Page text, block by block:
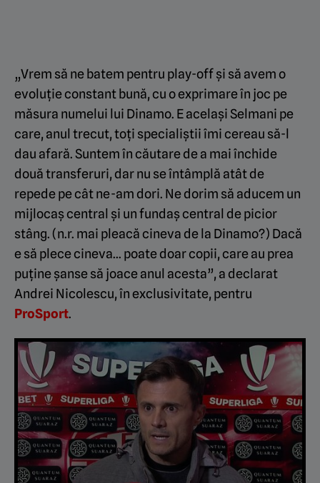
„Vrem să ne batem pentru play-off și să avem o
evoluție constant bună, cu o exprimare în joc pe
măsura numelui lui Dinamo. E același Selmani pe
care, anul trecut, toți specialiștii îmi cereau să-l
dau afară. Suntem în căutare de a mai închide
două transferuri, dar nu se întâmplă atât de
repede pe cât ne-am dori. Ne dorim să aducem un
mijlocaș central și un fundaș central de picior
stâng. (n.r. mai pleacă cineva de la Dinamo?) Dacă
e să plece cineva… poate doar copii, care au prea
puține șanse să joace anul acesta”, a declarat
Andrei Nicolescu, în exclusivitate, pentru
ProSport.